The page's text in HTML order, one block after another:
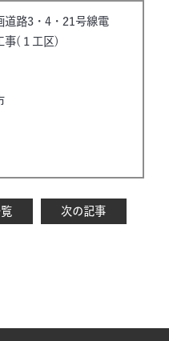
道路3・4・21号線電
事(１工区)
次の記事